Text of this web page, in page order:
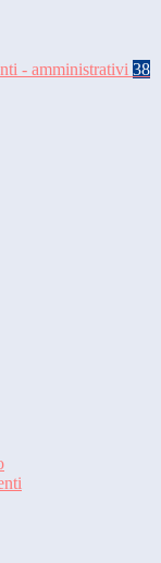
- amministrativi 38